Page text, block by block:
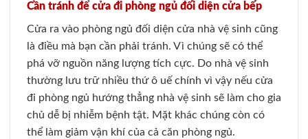
Cần tránh để cửa đi phòng ngủ đối diện cửa bếp
Cửa ra vào phòng ngủ đối diện cửa nhà vệ sinh cũng
là điều mà bạn cần phải tránh. Vì chúng sẽ có thể
phá vỡ nguồn năng lượng tích cực. Do nhà vệ sinh
thường lưu trữ nhiều thứ ô uế chính vì vậy nếu cửa
đi phòng ngủ hướng thẳng nhà vệ sinh sẽ làm cho gia
chủ dễ bị nhiễm bệnh tật. Mặt khác chúng còn có
thể làm giảm vận khí của cả căn phòng ngủ.